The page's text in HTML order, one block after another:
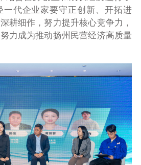
一代企业家要守正创新、开拓进
耕细作，努力提升核心竞争力，
力成为推动扬州民营经济高质量